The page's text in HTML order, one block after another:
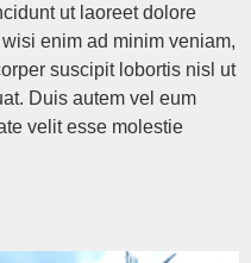
ut laoreet dolore
enim ad minim veniam,
suscipit lobortis nisl ut
Duis autem vel eum
velit esse molestie